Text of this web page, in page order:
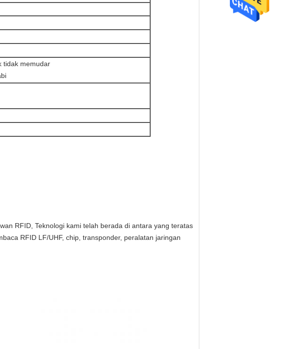
tidak memudar
RFID, Teknologi kami telah berada di antara yang teratas
RFID LF/UHF, chip, transponder, peralatan jaringan